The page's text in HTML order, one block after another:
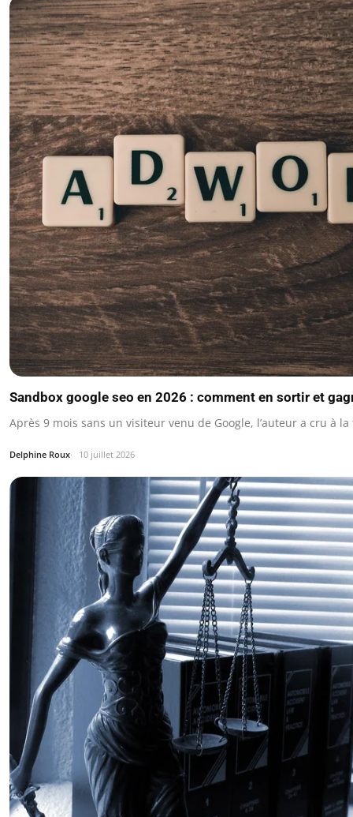
Sandbox google seo en 2026 : comment en sortir et
Après 9 mois sans un visiteur venu de Google, l’auteur a cru à
Delphine Roux 10 juillet 2026